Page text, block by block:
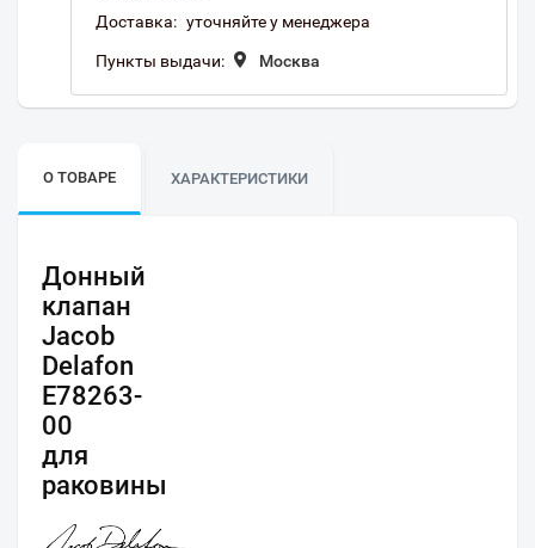
Доставка: уточняйте у менеджера
Пункты выдачи: Москва
О ТОВАРЕ ХАРАКТЕРИСТИКИ
Донный
клапан
Jacob
Delafon
E78263-
00
для
раковины